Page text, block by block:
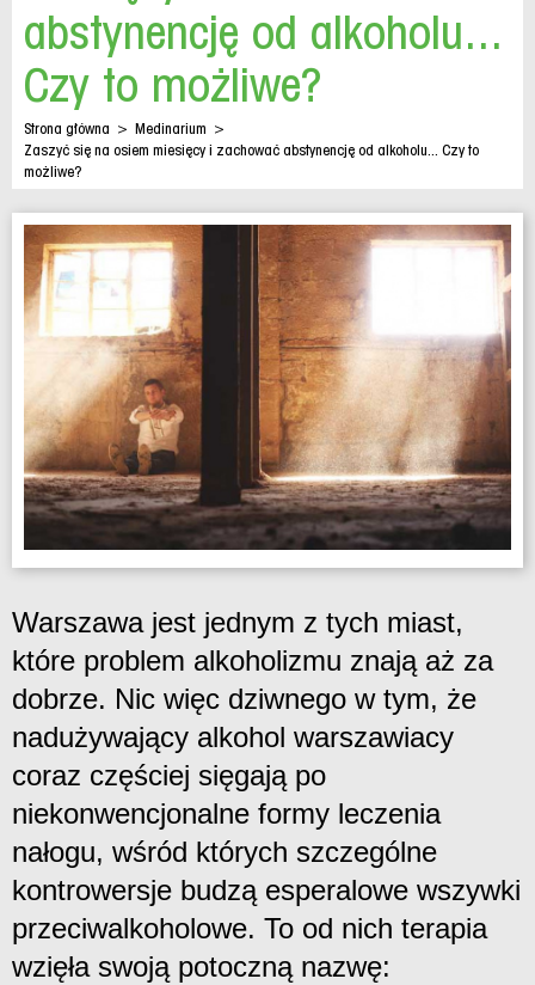
abstynencję od alkoholu...
Czy to możliwe?
Strona główna > Medinarium >
Zaszyć się na osiem miesięcy i zachować abstynencję od alkoholu... Czy to
możliwe?
Warszawa jest jednym z tych miast,
które problem alkoholizmu znają aż za
dobrze. Nic więc dziwnego w tym, że
nadużywający alkohol warszawiacy
coraz częściej sięgają po
niekonwencjonalne formy leczenia
nałogu, wśród których szczególne
kontrowersje budzą esperalowe wszywki
przeciwalkoholowe. To od nich terapia
wzięła swoją potoczną nazwę: